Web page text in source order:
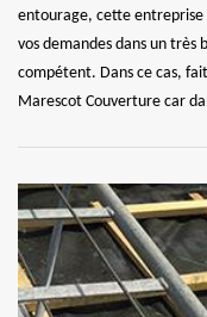
entourage, cette entreprise
vos demandes dans un très
compétent. Dans ce cas,
Marescot Couverture car